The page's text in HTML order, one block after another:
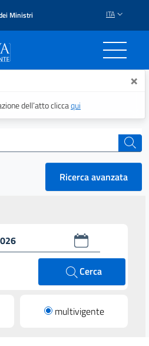
Ministri ITA
Il portale ×
dell’atto cliccaqui
cerca
Ricerca avanzata
Cerca
multivigente